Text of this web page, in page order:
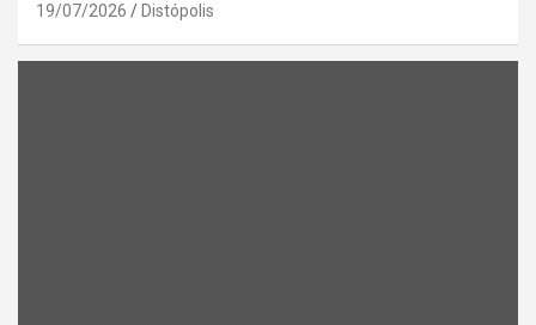
19/07/2026 Distópolis